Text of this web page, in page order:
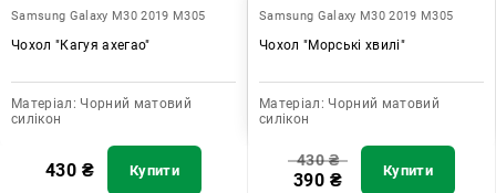
Samsung Galaxy M30 2019 M305
Чохол "Кагуя ахегао"
Матеріал: Чорний матовий
силікон
430 ₴ Купити
Samsung Galaxy M30 2019 M305
Чохол "Морські хвилі"
Матеріал: Чорний матовий
силікон
430₴
390 ₴ Купити